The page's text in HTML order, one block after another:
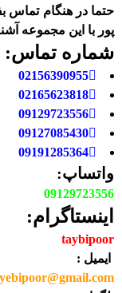
حتما در هنگام
پور با این مجموعه
شماره تماس:
02156390955
02165623818
09129723556
09127085430
09191285364
واتساپ:
09129723556
اینستاگرام:
taybipoor
ایمیل :